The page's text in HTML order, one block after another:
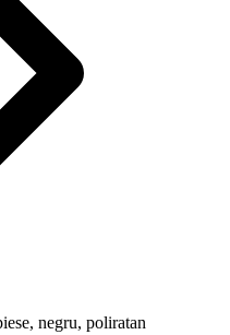
negru, poliratan